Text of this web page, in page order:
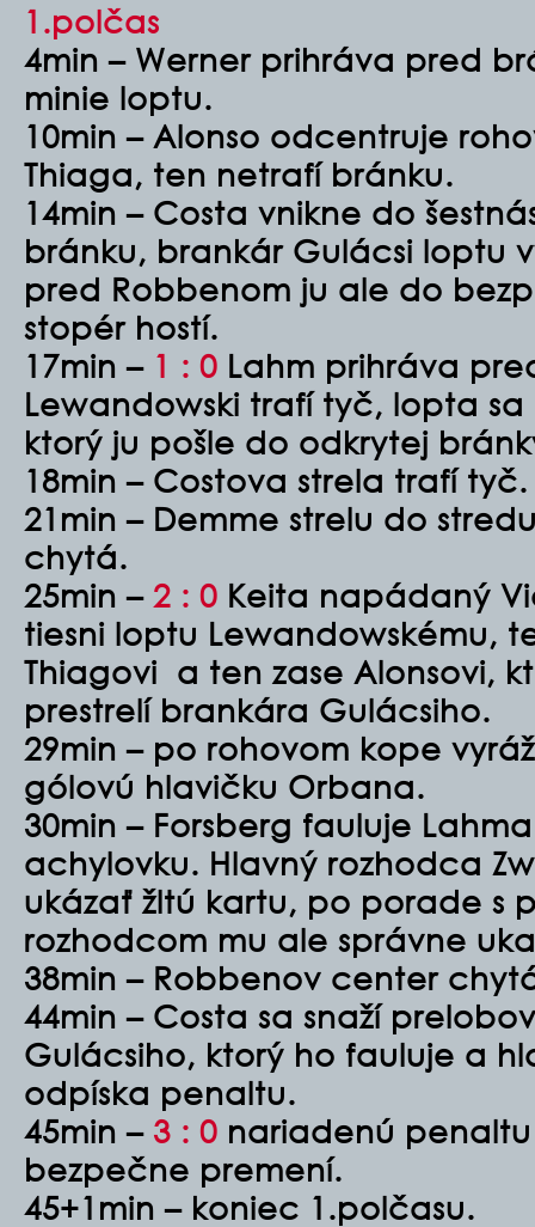
1.polčas
4min – Werner prihráva pred
minie loptu.
10min – Alonso odcentruje
Thiaga, ten netrafí bránku.
14min – Costa vnikne do
bránku, brankár Gulácsi loptu
pred Robbenom ju ale do
stopér hostí.
17min – 1 : 0 Lahm prihráva
Lewandowski trafí tyč, lopta sa
ktorý ju pošle do odkrytej
18min – Costova strela trafí tyč.
21min – Demme strelu do
chytá.
25min – 2 : 0 Keita napádaný
tiesni loptu Lewandowskému,
Thiagovi a ten zase Alonsovi,
prestrelí brankára Gulácsiho.
29min – po rohovom kope
gólovú hlavičku Orbana.
30min – Forsberg fauluje
achylovku. Hlavný rozhodca
ukázať žltú kartu, po porade s
rozhodcom mu ale správne
38min – Robbenov center
44min – Costa sa snaží
Gulácsiho, ktorý ho fauluje a
odpíska penaltu.
45min – 3 : 0 nariadenú
bezpečne premení.
45+1min – koniec 1.polčasu.